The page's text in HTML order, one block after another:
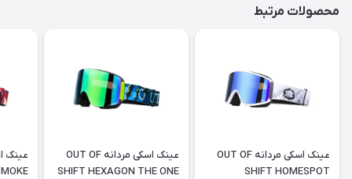
محصولات مرتبط
عینک اسکی مردانه OUT OF
SHIFT HOMESPOT
عینک اسکی مردانه OUT OF
SHIFT HEXAGON THE ONE